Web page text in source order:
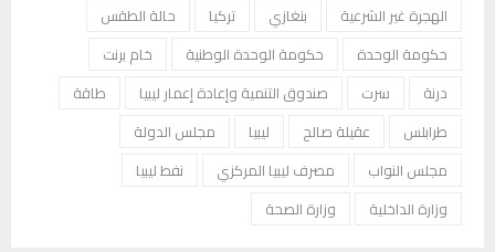
الهجرة غير الشرعية
بنغازي تركيا
حالة الطقس
حكومة الوحدة
حكومة الوحدة الوطنية
خام برنت
درنة
سرت صندوق التنمية وإعادة إعمار ليبيا
طاقة
طرابلس
عقيلة صالح ليبيا
مجلس الدولة
مجلس النواب
مصرف ليبيا المركزي
نفط ليبيا
وزارة الداخلية
وزارة الصحة